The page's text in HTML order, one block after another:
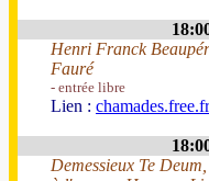
Henri Franck
Fauré
- entrée libre
Lien : chamades.free.fr
Demessieux Te